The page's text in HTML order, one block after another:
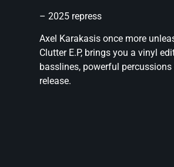
– 2025 repress
Axel Karakasis once more
Clutter E.P, brings you a vinyl
basslines, powerful
release.